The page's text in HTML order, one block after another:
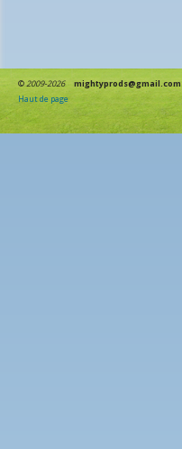
©2009-2026
mightyprods@gmail.com
Haut de page